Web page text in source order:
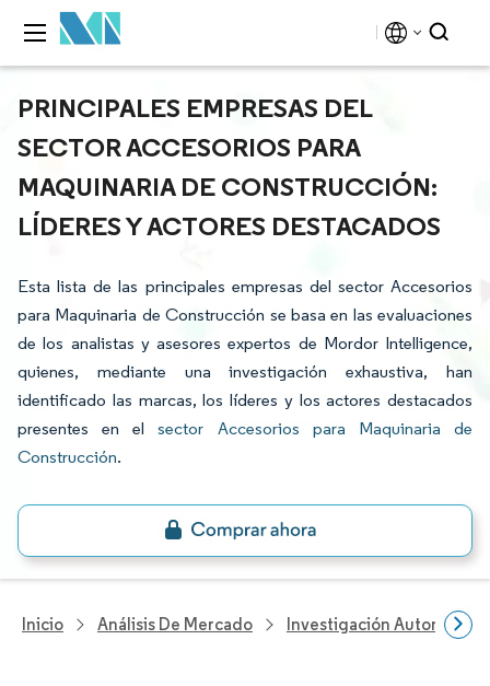
PRINCIPALES EMPRESAS DEL
SECTOR ACCESORIOS PARA
MAQUINARIA DE CONSTRUCCIÓN:
LÍDERES Y ACTORES DESTACADOS
Esta lista de las principales empresas del sector Accesorios
para Maquinaria de Construcción se basa en las evaluaciones
de los analistas y asesores expertos de Mordor Intelligence,
quienes, mediante una investigación exhaustiva, han
identificado las marcas, los líderes y los actores destacados
presentes en elsector Accesorios para Maquinaria de
Construcción.
Inicio Análisis De Mercado Investigación Automotriz